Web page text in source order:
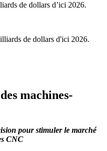
de dollars d’ici 2026.
de dollars d'ici 2026.
machines-
pour stimuler le marché
CNC